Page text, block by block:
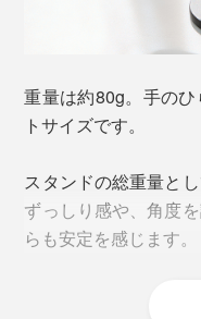
ホールドリングと
その画期的なスマー
に磁力で合体できる
重量は約80g。手の
トサイズです。
スタンドの総重量と
ずっしり感や、角度
らも安定を感じます。